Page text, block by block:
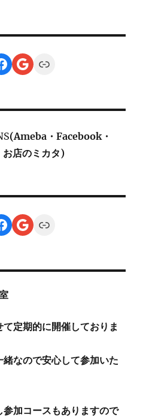
Google
Link
(Ameba・Facebook・
店のミカタ)
Google
Link
定期的に開催しておりま
なので安心して参加いた
参加コースもありますので